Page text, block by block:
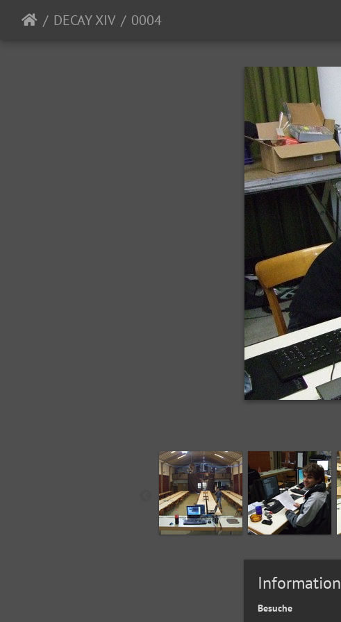
DECAY XIV 0004
Information
Besuche